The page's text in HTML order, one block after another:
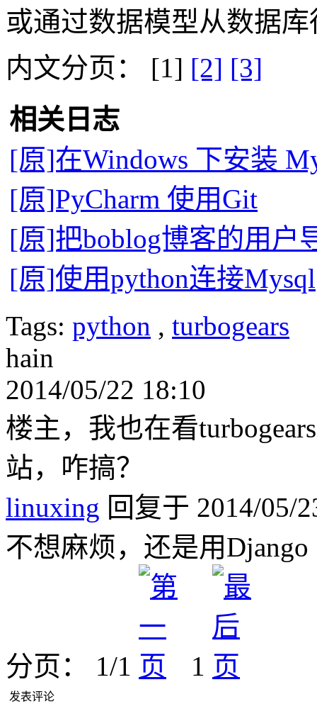
或通过数据模型从数据库
内文分页： [1] [2] [3]
相关日志
[原]在Windows 下安装
[原]PyCharm 使用Git
[原]把boblog博客的用户
[原]使用python连接Mysql
Tags: python , turbogears
hain
2014/05/22 18:10
楼主，我也在看
站，咋搞？
linuxing 回复于 2014/05/
不想麻烦，还是用Django
分页： 1/1 1
发表评论